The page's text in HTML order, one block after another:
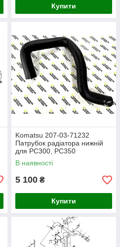
Купити
Komatsu 207-03-71232
Патрубок радіатора нижній
для PC300, PC350
В наявності
5 100 ₴
Купити